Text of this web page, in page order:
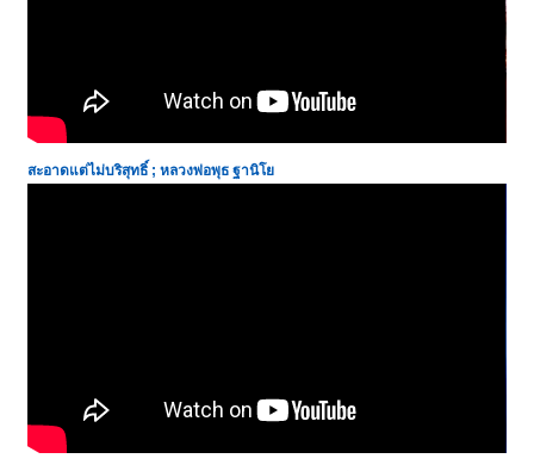
สะอาดแต่ไม่บริสุทธิ์ ; หลวงพ่อพุธ ฐานิโย